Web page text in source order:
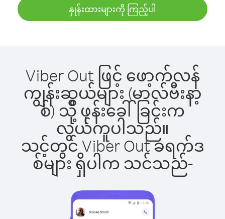
နှုန်းထားများကို ကြည့်ပါ
Viber Out ဖြင့် ဖော့က်လန်
ကျွန်းဆွယ်များ (မာလ်ဗီးနာ့
စ်) သို့ ဖုန်းခေါ်ခြင်းက
လွယ်ကူပါသည်။
သင့်တွင် Viber Out ခရက်ဒ
စ်များ ရှိပါက သင်သည်-